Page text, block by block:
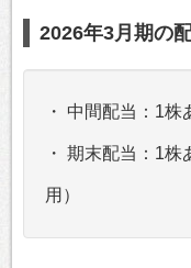
2026年3月期の
・ 中間配当：1株
・ 期末配当：1
用）